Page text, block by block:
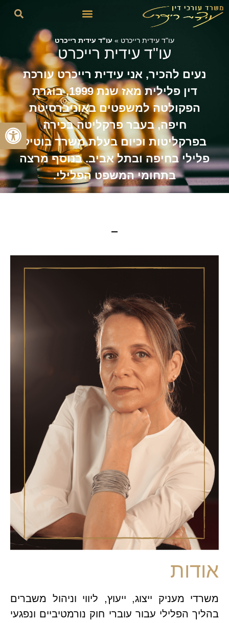
עו"ד עידית רייכרט » עו"ד עידית רייכרט
עו"ד עידית רייכרט
נעים להכיר, אני עידית רייכרט עורכת
דין פלילית מאז שנת 1999, בוגרת
הפקולטה למשפטים באוניברסיטת
חיפה, בעבר פרקליטה בכירה
בפרקליטות וכיום בעלת משרד בוטיק
פלילי בחיפה ובתל אביב. בנוסף מרצה
בתחומי המשפט הפלילי.
אודות
משרדי מעניק ייצוג, ייעוץ, ליווי וניהול משברים
בהליך הפלילי עבור עוברי חוק נורמטיביים ונפגעי
פתח